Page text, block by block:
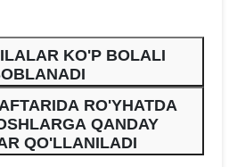
KO'P BOLALI
RO'YHATDA
QANDAY
QO'LLANILADI